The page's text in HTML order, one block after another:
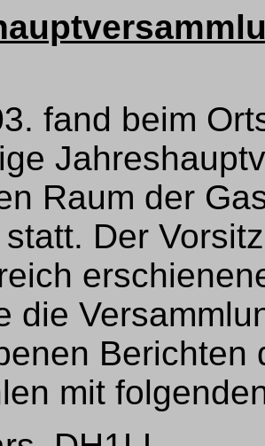
fand beim
Raum der
Der
die
Berichten
mit